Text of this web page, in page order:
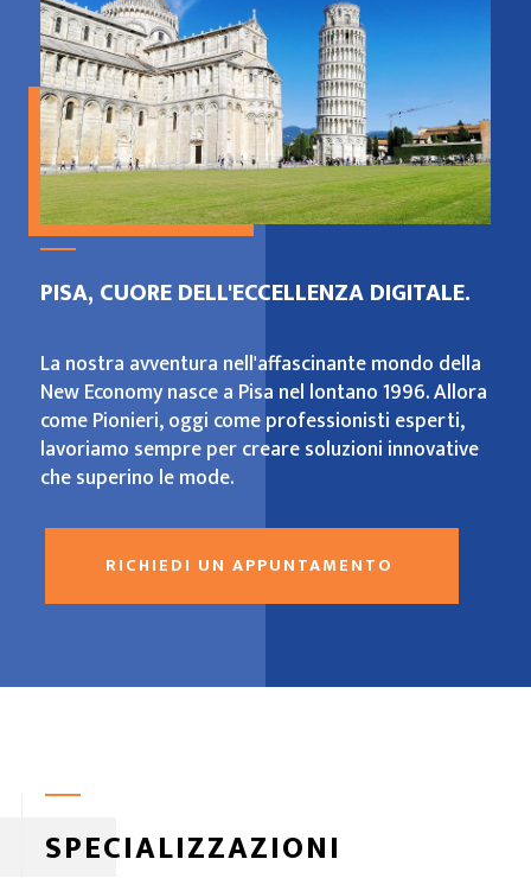
PISA, CUORE DELL'ECCELLENZA DIGITALE.
La nostra avventura nell'affascinante mondo della
New Economy nasce a Pisa nel lontano 1996. Allora
come Pionieri, oggi come professionisti esperti,
lavoriamo sempre per creare soluzioni innovative
che superino le mode.
RICHIEDI UN APPUNTAMENTO
SPECIALIZZAZIONI